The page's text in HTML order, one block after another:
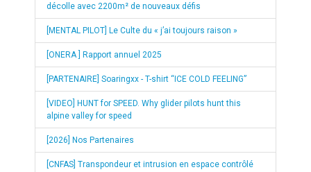
décolle avec 2200m² de nouveaux défis
[MENTAL PILOT] Le Culte du « j’ai toujours raison »
[ONERA ] Rapport annuel 2025
[PARTENAIRE] Soaringxx - T-shirt “ICE COLD FEELING”
[VIDEO] HUNT for SPEED. Why glider pilots hunt this
alpine valley for speed
[2026] Nos Partenaires
[CNFAS] Transpondeur et intrusion en espace contrôlé